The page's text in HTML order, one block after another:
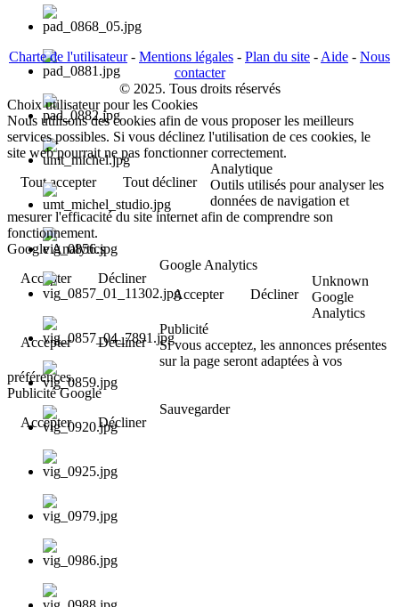
Charte de l'utilisateur- Mentions légales - Plan du site - Aide - Nous
contacter
© 2025. Tous droits réservés
Choix utilisateur pour les Cookies
Nous utilisons des cookies afin de vous proposer les meilleurs
services possibles. Si vous déclinez l'utilisation de ces cookies, le
site web pourrait ne pas fonctionner correctement.
Tout accepter
Tout décliner
Analytique
Outils utilisés pour analyser les
données de navigation et
mesurer l'efficacité du site internet afin de comprendre son
fonctionnement.
Google Analytics
Accepter
Décliner
Google Analytics
Accepter
Décliner
Unknown
Google
Analytics
Accepter
Décliner
Publicité
Si vous acceptez, les annonces présentes
sur la page seront adaptées à vos
préférences.
Publicité Google
Accepter
Décliner
Sauvegarder